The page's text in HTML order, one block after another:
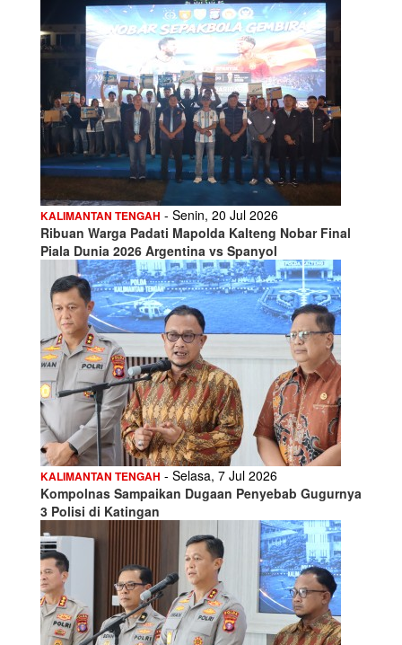
KALIMANTAN TENGAH - Senin, 20 Jul 2026
Ribuan Warga Padati Mapolda Kalteng Nobar Final
Piala Dunia 2026 Argentina vs Spanyol
KALIMANTAN TENGAH - Selasa, 7 Jul 2026
Kompolnas Sampaikan Dugaan Penyebab Gugurnya
3 Polisi di Katingan